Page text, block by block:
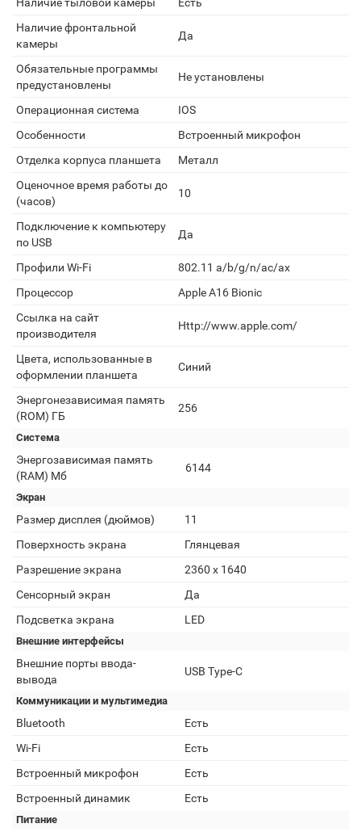
Наличие фронтальной
камеры
Да
Обязательные программы
предустановлены
Не установлены
Операционная система
IOS
Особенности
Встроенный микрофон
Отделка корпуса планшета
Металл
Оценочное время работы до
(часов)
10
Подключение к компьютеру
по USB
Да
Профили Wi-Fi
802.11 a/b/g/n/ac/ax
Процессор
Apple A16 Bionic
Ссылка на сайт
производителя
Http://www.apple.com/
Цвета, использованные в
оформлении планшета
Синий
Энергонезависимая память
(ROM) ГБ
256
Система
Энергозависимая память
(RAM) Мб
6144
Экран
Размер дисплея (дюймов)
11
Поверхность экрана
Глянцевая
Разрешение экрана
2360 x 1640
Сенсорный экран
Да
Подсветка экрана
LED
Внешние интерфейсы
Внешние порты ввода-
вывода
USB Type-C
Коммуникации и мультимедиа
Bluetooth
Есть
Wi-Fi
Есть
Встроенный микрофон
Есть
Встроенный динамик
Есть
Питание